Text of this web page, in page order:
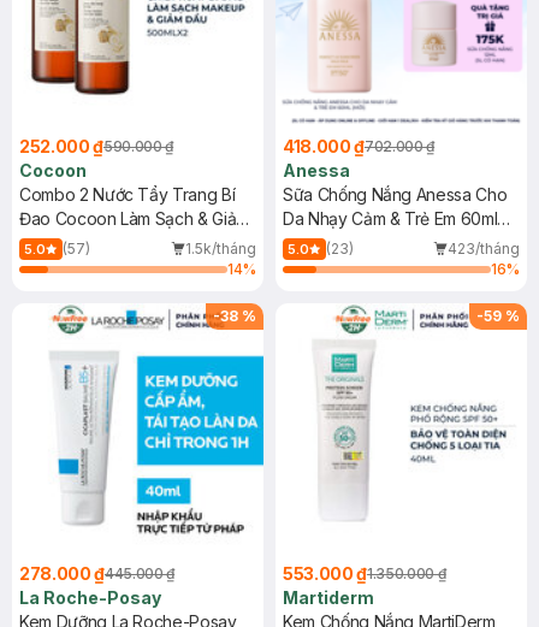
252.000 ₫590.000 ₫
Cocoon
Combo 2 Nước Tẩy Trang Bí
Đao Cocoon Làm Sạch & Giảm
Dầu 500ml
5.0 (57)
1.5k/tháng
14%
418.000 ₫702.000 ₫
Anessa
Sữa Chống Nắng Anessa Cho
Da Nhạy Cảm & Trẻ Em 60ml
(Mới)
5.0 (23)
423/tháng
16%
-38 %
278.000 ₫445.000 ₫
La Roche-Posay
Kem Dưỡng La Roche-Posay
-59 %
553.000 ₫1.350.000 ₫
Martiderm
Kem Chống Nắng MartiDerm